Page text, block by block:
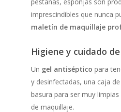
imprescindibles que nunca
maletín de maquillaje
Higiene y cuidado
Un gel antiséptico para
y desinfectadas, una caja
basura para ser muy
de maquillaje.